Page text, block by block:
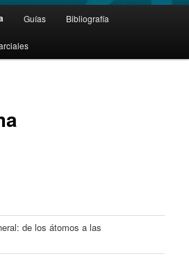
Guías Bibliografía
de los átomos a las